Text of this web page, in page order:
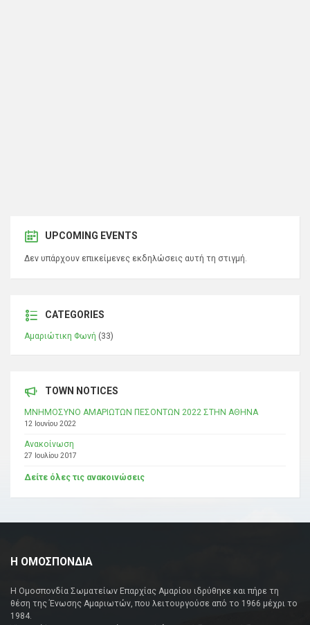
UPCOMING EVENTS
Δεν υπάρχουν επικείμενες εκδηλώσεις αυτή τη στιγμή.
CATEGORIES
Αμαριώτικη Φωνή (33)
TOWN NOTICES
ΜΝΗΜΟΣΥΝΟ ΑΜΑΡΙΩΤΩΝ ΠΕΣΟΝΤΩΝ 2022 ΣΤΗΝ ΑΘΗΝΑ
12 Ιουνίου 2022
Ανακοίνωση
27 Ιουλίου 2017
Δείτε όλες τις ανακοινώσεις
Η ΟΜΟΣΠΟΝΔΙΑ
Η Ομοσπονδία Σωματείων Επαρχίας Αμαρίου ιδρύθηκε και πήρε τη
θέση της Ένωσης Αμαριωτών, που λειτουργούσε από το 1966 μέχρι το
1984.